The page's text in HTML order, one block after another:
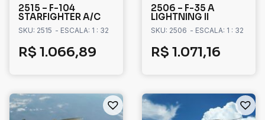
2515 – F-104
STARFIGHTER A/C
SKU: 2515 - ESCALA: 1 : 32
R$ 1.066,89
2506 – F-35 A
LIGHTNING II
SKU: 2506 - ESCALA: 1 : 32
R$ 1.071,16